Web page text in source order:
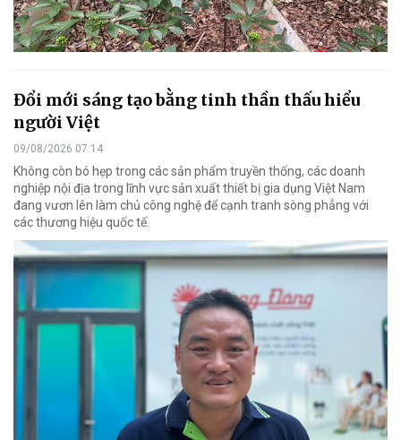
Đổi mới sáng tạo bằng tinh thần thấu hiểu
người Việt
09/08/2026 07:14
Không còn bó hẹp trong các sản phẩm truyền thống, các doanh
nghiệp nội địa trong lĩnh vực sản xuất thiết bị gia dụng Việt Nam
đang vươn lên làm chủ công nghệ để cạnh tranh sòng phẳng với
các thương hiệu quốc tế.